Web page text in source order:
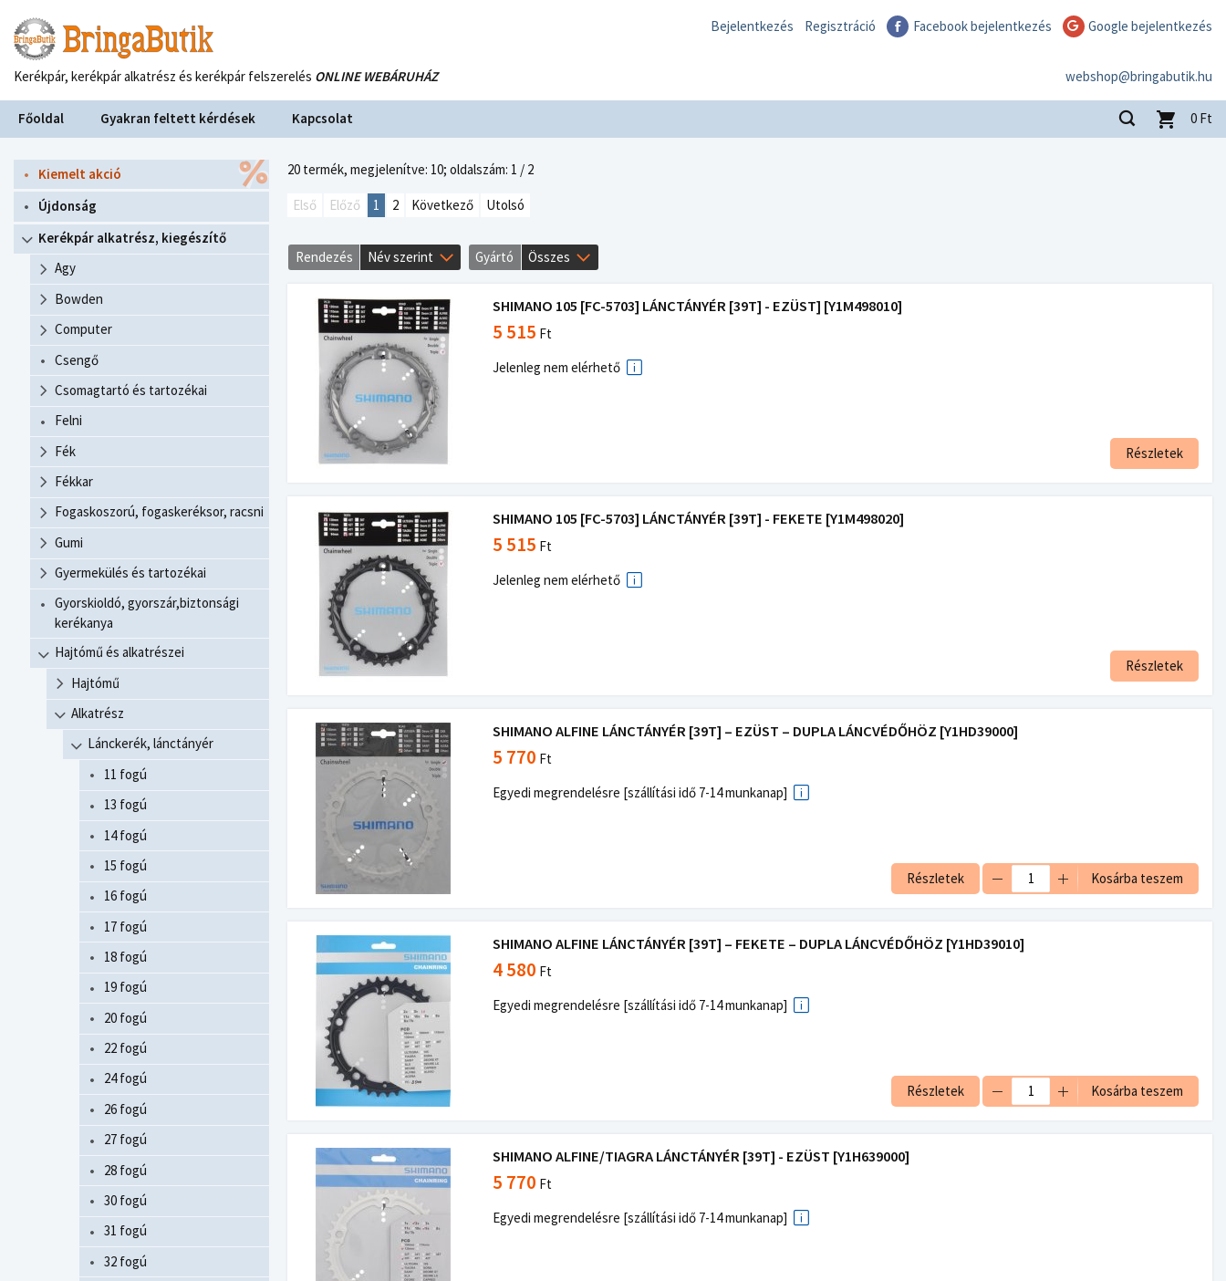
Bejelentkezés Regisztráció Facebook bejelentkezés Google bejelentkezés
webshop@bringabutik.hu
Kerékpár, kerékpár alkatrész és kerékpár felszerelés ONLINE WEBÁRUHÁZ
Főoldal Gyakran feltett kérdések Kapcsolat 0 Ft
Kiemelt akció
Újdonság
Kerékpár alkatrész, kiegészítő
Agy
Bowden
Computer
Csengő
Csomagtartó és tartozékai
Felni
Fék
Fékkar
Fogaskoszorú, fogaskeréksor, racsni
Gumi
Gyermekülés és tartozékai
Gyorskioldó, gyorszár,biztonsági
kerékanya
Hajtómű és alkatrészei
Hajtómű
Alkatrész
Lánckerék, lánctányér
11 fogú
13 fogú
14 fogú
15 fogú
16 fogú
17 fogú
18 fogú
19 fogú
20 fogú
22 fogú
24 fogú
26 fogú
27 fogú
28 fogú
30 fogú
31 fogú
32 fogú
20 termék, megjelenítve: 10; oldalszám: 1 / 2
Első Előző 1 2 Következő Utolsó
Rendezés Név szerint Gyártó Összes
SHIMANO 105 [FC-5703] LÁNCTÁNYÉR [39T] - EZÜST] [Y1M498010]
5 515 Ft
Jelenleg nem elérhető
Részletek
SHIMANO 105 [FC-5703] LÁNCTÁNYÉR [39T] - FEKETE [Y1M498020]
5 515 Ft
Jelenleg nem elérhető
Részletek
SHIMANO ALFINE LÁNCTÁNYÉR [39T] – EZÜST – DUPLA LÁNCVÉDŐHÖZ [Y1HD39000]
5 770 Ft
Egyedi megrendelésre [szállítási idő 7-14 munkanap]
Részletek Kosárba teszem
SHIMANO ALFINE LÁNCTÁNYÉR [39T] – FEKETE – DUPLA LÁNCVÉDŐHÖZ [Y1HD39010]
4 580 Ft
Egyedi megrendelésre [szállítási idő 7-14 munkanap]
Részletek Kosárba teszem
SHIMANO ALFINE/TIAGRA LÁNCTÁNYÉR [39T] - EZÜST [Y1H639000]
5 770 Ft
Egyedi megrendelésre [szállítási idő 7-14 munkanap]